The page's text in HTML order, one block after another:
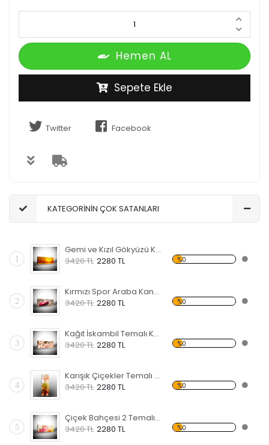
Hemen AL
Sepete Ekle
Twitter Facebook
KATEGORİNİN ÇOK SATANLARI
1
Gemi ve Kızıl Gökyüzü Kanvas Tablo
3420 TL 2280 TL %0
2
Kırmızı Spor Araba Kanvas Tablo
3420 TL 2280 TL %0
3
Kağıt İskambil Temalı Kanvas Tablo
3420 TL 2280 TL %0
4
Karışık Çiçekler Temalı Kanvas Tablo
3420 TL 2280 TL %0
5
Çiçek Bahçesi 2 Temalı Kanvas Tablo
3420 TL 2280 TL %0